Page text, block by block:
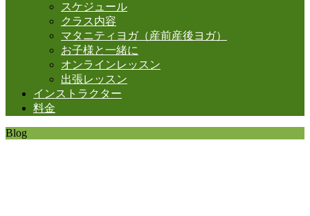
スケジュール
クラス内容
マタニティヨガ（産前産後ヨガ）
お子様と一緒に
オンラインレッスン
出張レッスン
インストラクター
料金
Blog